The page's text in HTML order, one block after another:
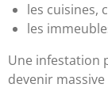
les cuisines,
les
Une infestation
devenir